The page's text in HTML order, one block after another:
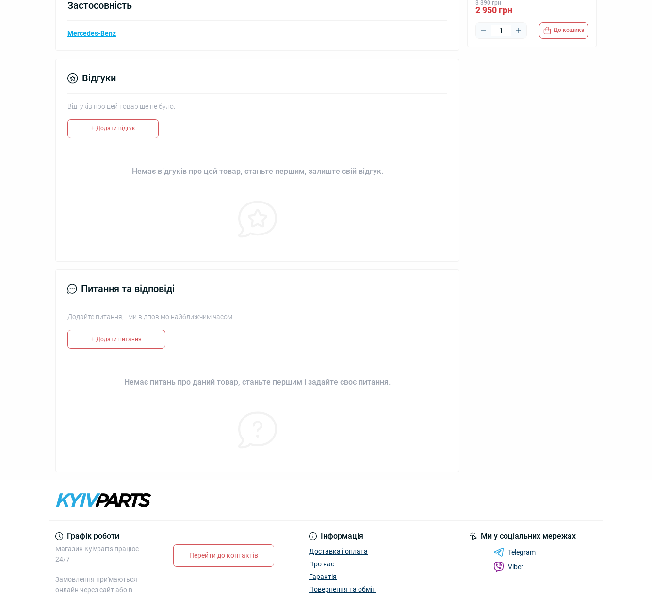
3 390 грн
2 950 грн
До кошика
Застосовність
Mercedes-Benz
Відгуки
Відгуків про цей товар ще не було.
+ Додати відгук
Немає відгуків про цей товар, станьте першим, залиште свій відгук.
Питання та відповіді
Додайте питання, і ми відповімо найближчим часом.
+ Додати питання
Немає питань про даний товар, станьте першим і задайте своє питання.
Графік роботи
Магазин Kyivparts працює
24/7
Замовлення при'маються
онлайн через сайт або в
Перейти до контактів
Інформація
Доставка і оплата
Про нас
Гарантія
Повернення та обмін
Ми у соціальних мережах
Telegram
Viber